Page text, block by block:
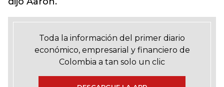
Toda la información del primer diario
económico, empresarial y financiero de
Colombia a tan solo un clic